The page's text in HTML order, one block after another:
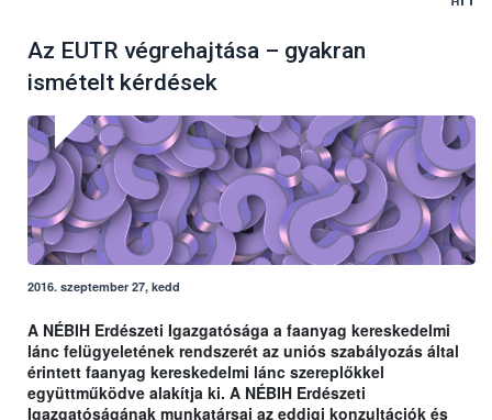
Az EUTR végrehajtása – gyakran
ismételt kérdések
2016. szeptember 27, kedd
A NÉBIH Erdészeti Igazgatósága a faanyag kereskedelmi
lánc felügyeletének rendszerét az uniós szabályozás által
érintett faanyag kereskedelmi lánc szereplőkkel
együttműködve alakítja ki. A NÉBIH Erdészeti
Igazgatóságának munkatársai az eddigi konzultációk és